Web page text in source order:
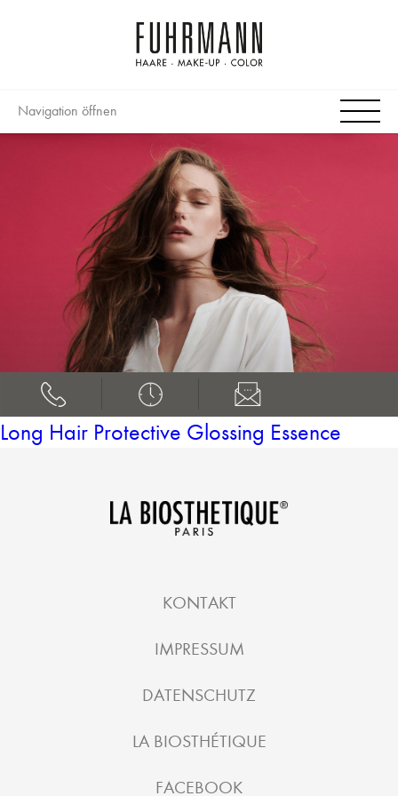
Navigation öffnen
Long Hair Protective Glossing Essence
KONTAKT
IMPRESSUM
DATENSCHUTZ
LA BIOSTHÉTIQUE
FACEBOOK